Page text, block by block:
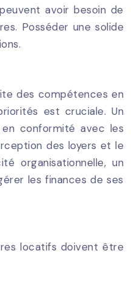
avoir besoin de
Posséder une solide
des compétences en
est cruciale. Un
conformité avec les
des loyers et le
organisationnelle, un
les finances de ses
locatifs doivent être